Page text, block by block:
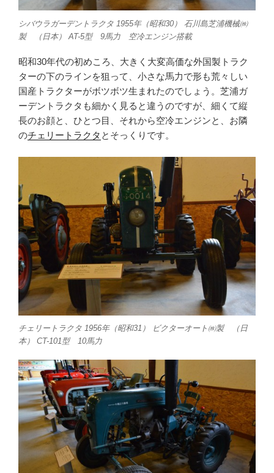
シバウラガーデントラクタ 1955年（昭和30） 石川島芝浦機械㈱
製 （日本） AT-5型 9馬力 空冷エンジン搭載
昭和30年代の初めころ、大きく大変高価な外国製トラク
ターの下のラインを狙って、小さな馬力で形も荒々しい
国産トラクターがボツボツ生まれたのでしょう。芝浦ガ
ーデントラクタも細かく見ると違うのですが、細くて縦
長のお顔と、ひとつ目、それから空冷エンジンと、お隣
のチェリートラクタ とそっくりです。
チェリートラクタ 1956年（昭和31） ビクターオート㈱製 （日
本） CT-101型 10馬力